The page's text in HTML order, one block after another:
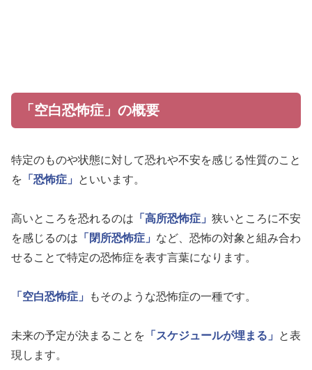
「空白恐怖症」の概要
特定のものや状態に対して恐れや不安を感じる性質のこと
を 「恐怖症」 といいます。
高いところを恐れるのは 「高所恐怖症」 狭いところに不安
を感じるのは 「閉所恐怖症」 など、恐怖の対象と組み合わ
せることで特定の恐怖症を表す言葉になります。
「空白恐怖症」 もそのような恐怖症の一種です。
未来の予定が決まることを 「スケジュールが埋まる」
と表
現します。